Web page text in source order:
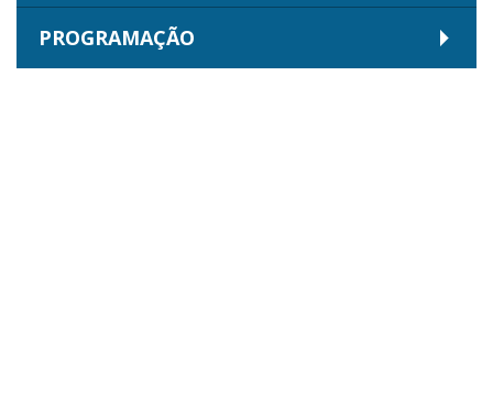
PROGRAMAÇÃO